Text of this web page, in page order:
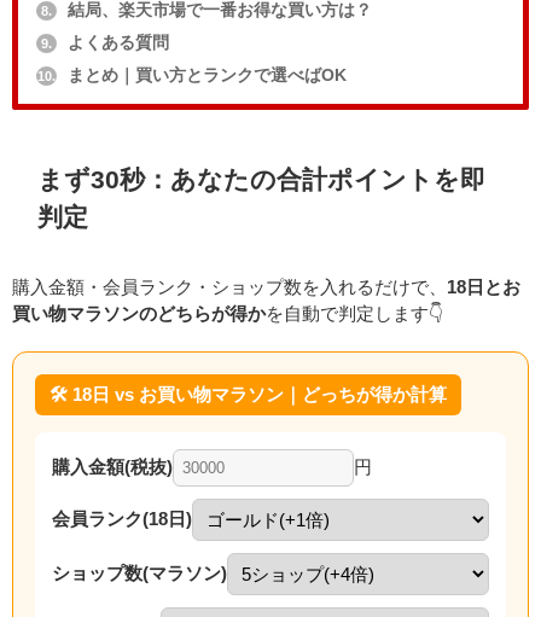
8. 結局、楽天市場で一番お得な買い方は？
9. よくある質問
10. まとめ｜買い方とランクで選べばOK
まず30秒：あなたの合計ポイントを即
判定
購入金額・会員ランク・ショップ数を入れるだけで、 18日とお
買い物マラソンのどちらが得かを自動で判定します👇
🛠️ 18日 vs お買い物マラソン｜どっちが得か計算
購入金額(税抜) 円
会員ランク(18日)
ショップ数(マラソン)